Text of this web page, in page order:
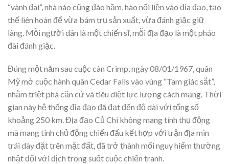
“vành đai”, nhà nào cũng đào hầm, hào nối liền vào địa đạo, tạo
thế liên hoàn để vừa bám trụ sản xuất, vừa đánh giặc giữ
làng. Mỗi người dân là một chiến sĩ, mỗi địa đạo là một pháo
đài đánh giặc.
Đúng một năm sau cuộc càn Crimp, ngày 08/01/1967, quân
Mỹ mở cuộc hành quân Cedar Falls vào vùng “Tam giác sắt”,
nhằm triệt phá căn cứ và tiêu diệt lực lượng cách mạng. Thời
gian này hệ thống địa đạo đã đạt đến độ dài với tổng số
khoảng 250 km. Địa đạo Củ Chi không mang tính thụ động
mà mang tính chủ động chiến đấu kết hợp với trận địa mìn
trái dày đặt trên mặt đất, đã trở thành mối nguy hiểm thường
nhật đối với địch trong suốt cuộc chiến tranh.